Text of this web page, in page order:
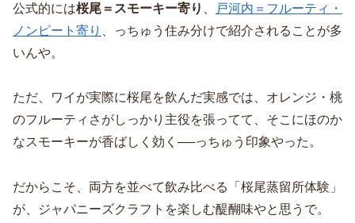
公式的には桜尾＝スモーキー寄り
戸河内＝フルーティ・
ノンピート寄り
、っちゅう住み分けで紹介されることが多
いんや。
ただ、ワイが実際に桜尾を飲んだ実感では、オレンジ・桃
のフルーティさがしっかり主役を張ってて、そこにほのか
なスモーキーが香ばしく効く──っちゅう印象やった。
だからこそ、両方を並べて飲み比べる「桜尾蒸留所体験」
が、ジャパニーズクラフトを楽しむ醍醐味やと思うで。